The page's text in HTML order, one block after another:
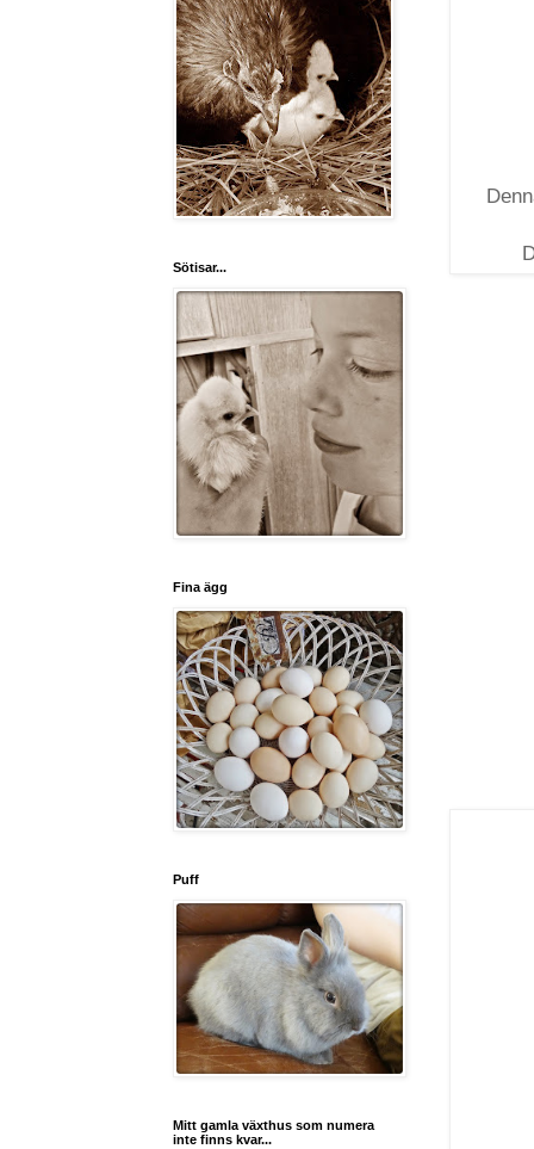
Sötisar...
Fina ägg
Puff
Mitt gamla växthus som numera
inte finns kvar...